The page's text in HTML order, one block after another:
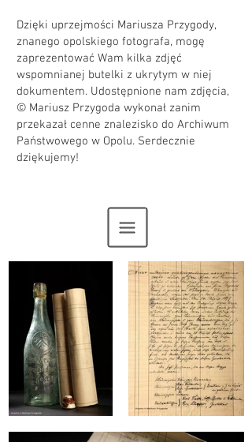
Dzięki uprzejmości Mariusza Przygody,
znanego opolskiego fotografa, mogę
zaprezentować Wam kilka zdjęć
wspomnianej butelki z ukrytym w niej
dokumentem. Udostępnione nam zdjęcia,
© Mariusz Przygoda wykonał zanim
przekazał cenne znalezisko do Archiwum
Państwowego w Opolu. Serdecznie
dziękujemy!